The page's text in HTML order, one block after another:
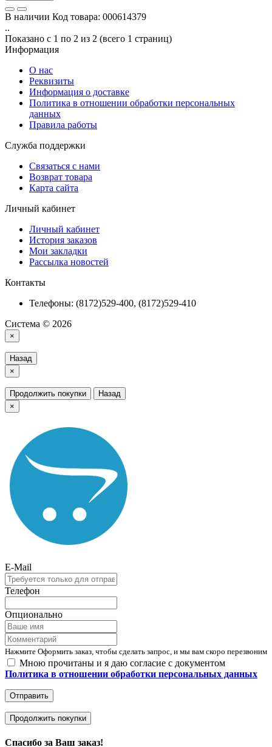
В наличии Код товара: 000614379
..
Показано с 1 по 2 из 2 (всего 1 страниц)
Информация
О нас
Реквизиты
Информация о доставке
Политика в отношении обработки персональных
данных
Правила работы
Служба поддержки
Связаться с нами
Возврат товара
Карта сайта
Личный кабинет
Личный кабинет
История заказов
Мои закладки
Рассылка новостей
Контакты
Телефоны: (8172)529-400, (8172)529-410
Система © 2026
×
Назад
×
Продолжить покупки
Назад
×
E-Mail
Телефон
Опционально
Нажмите Оформить заказ, чтобы сделать запрос, и мы вам скоро перезвоним
Мною прочитаны и я даю согласие с документом
Политика в отношении обработки персональных данных
Отправить
Продолжить покупки
Спасибо за Ваш заказ!